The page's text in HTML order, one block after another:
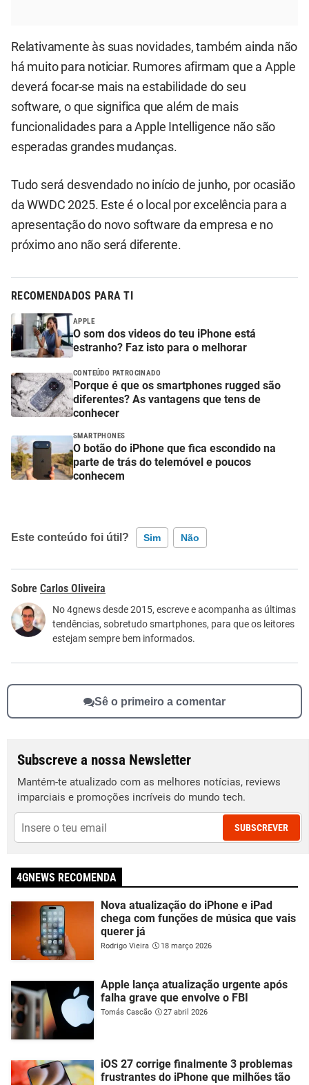
Relativamente às suas novidades, também ainda não
há muito para noticiar. Rumores afirmam que a Apple
deverá focar-se mais na estabilidade do seu
software, o que significa que além de mais
funcionalidades para a Apple Intelligence não são
esperadas grandes mudanças.
Tudo será desvendado no início de junho, por ocasião
da WWDC 2025. Este é o local por excelência para a
apresentação do novo software da empresa e no
próximo ano não será diferente.
RECOMENDADOS PARA TI
APPLE
O som dos videos do teu iPhone está
estranho? Faz isto para o melhorar
CONTEÚDO PATROCINADO
Porque é que os smartphones rugged são
diferentes? As vantagens que tens de
conhecer
SMARTPHONES
O botão do iPhone que fica escondido na
parte de trás do telemóvel e poucos
conhecem
Este conteúdo foi útil? Sim Não
Este conteúdo contém informação incorreta
Este conteúdo não tem a informação que procuro
Outro
Carlos Oliveira
No 4gnews desde 2015, escreve e acompanha as últimas
tendências, sobretudo smartphones, para que os leitores
estejam sempre bem informados.
Sê o primeiro a comentar
Subscreve a nossa Newsletter
Mantém-te atualizado com as melhores notícias, reviews
imparciais e promoções incríveis do mundo tech.
SUBSCREVER
4GNEWS RECOMENDA
Nova atualização do iPhone e iPad
chega com funções de música que vais
querer já
Rodrigo Vieira 18 março 2026
Apple lança atualização urgente após
falha grave que envolve o FBI
Tomás Cascão 27 abril 2026
iOS 27 corrige finalmente 3 problemas
frustrantes do iPhone que milhões tão